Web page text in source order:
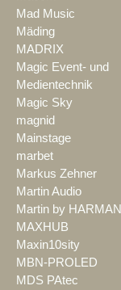
Mad Music
Mäding
MADRIX
Magic Event- und
Medientechnik
Magic Sky
magnid
Mainstage
marbet
Markus Zehner
Martin Audio
Martin by HARMAN
MAXHUB
Maxin10sity
MBN-PROLED
MDS PAtec